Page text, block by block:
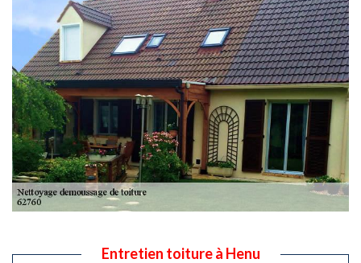
Entretien toiture à Henu